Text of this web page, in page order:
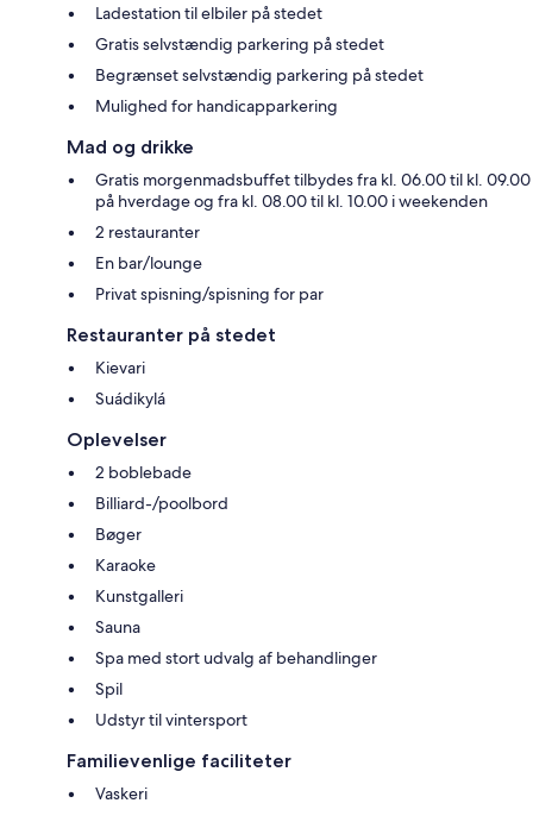
Ladestation til elbiler på stedet
Gratis selvstændig parkering på stedet
Begrænset selvstændig parkering på stedet
Mulighed for handicapparkering
Mad og drikke
Gratis morgenmadsbuffet tilbydes fra kl. 06.00 til kl. 09.00
på hverdage og fra kl. 08.00 til kl. 10.00 i weekenden
2 restauranter
En bar/lounge
Privat spisning/spisning for par
Restauranter på stedet
Kievari
Suádikylá
Oplevelser
2 boblebade
Billiard-/poolbord
Bøger
Karaoke
Kunstgalleri
Sauna
Spa med stort udvalg af behandlinger
Spil
Udstyr til vintersport
Familievenlige faciliteter
Vaskeri